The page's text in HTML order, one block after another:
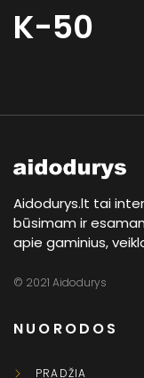
K-50
Aidodurys.lt tai
būsimam ir
apie gaminius,
© 2021 Aidodurys
NUORODOS
PRADŽIA